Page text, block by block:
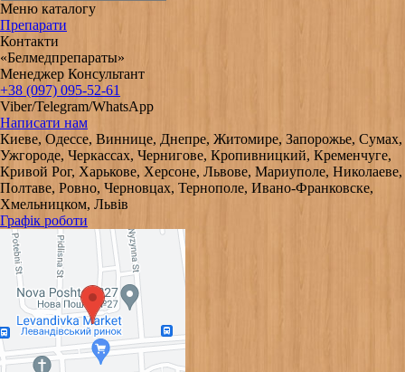
Меню каталогу
Препарати
Контакти
«Белмедпрепараты»
Менеджер Консультант
+38 (097) 095-52-61
Viber/Telegram/WhatsApp
Написати нам
Киеве, Одессе, Виннице, Днепре, Житомире, Запорожье, Сумах,
Ужгороде, Черкассах, Чернигове, Кропивницкий, Кременчуге,
Кривой Рог, Харькове, Херсоне, Львове, Мариуполе, Николаеве,
Полтаве, Ровно, Черновцах, Тернополе, Ивано-Франковске,
Хмельницком, Львів
Графік роботи